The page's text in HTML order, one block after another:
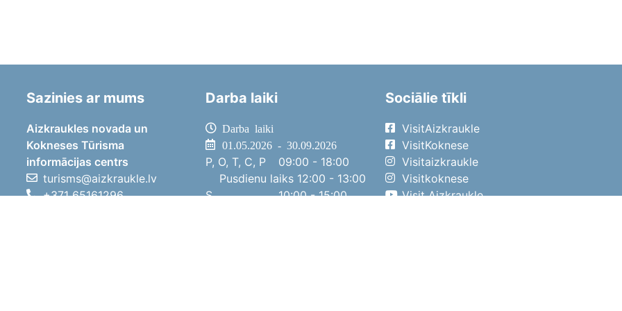
Sazinies ar mums
Aizkraukles novada un
Kokneses Tūrisma
informācijas centrs
turisms@aizkraukle.lv
+371 65161296
Darba laiki
Darba laiki
01.05.2026 - 30.09.2026
P, O, T, C, P
09:00 - 18:00
Pusdienu laiks 12:00 - 13:00
S
10:00 - 15:00
Sociālie tīkli
VisitAizkraukle
VisitKoknese
Visitaizkraukle
Visitkoknese
Visit Aizkraukle